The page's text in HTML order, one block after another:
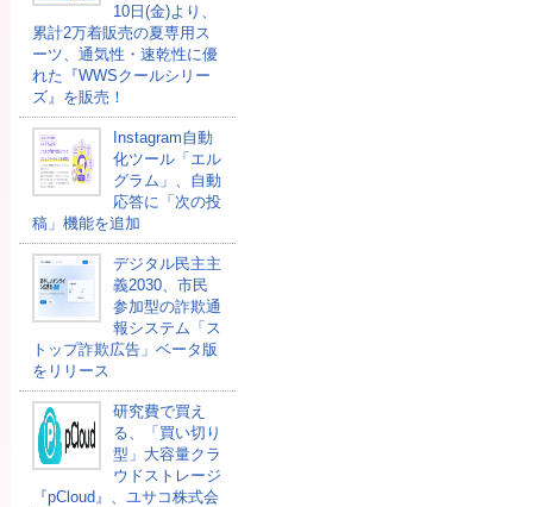
10日(金)より、
累計2万着販売の夏専用ス
ーツ、通気性・速乾性に優
れた『WWSクールシリー
ズ』を販売！
Instagram自動
化ツール「エル
グラム」、自動
応答に「次の投
稿」機能を追加
デジタル民主主
義2030、市民
参加型の詐欺通
報システム「ス
トップ詐欺広告」ベータ版
をリリース
研究費で買え
る、「買い切り
型」大容量クラ
ウドストレージ
『pCloud』、ユサコ株式会